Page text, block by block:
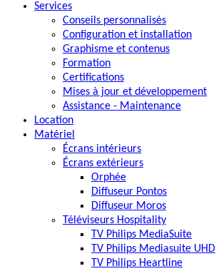
Services
Conseils personnalisés
Configuration et installation
Graphisme et contenus
Formation
Certifications
Mises à jour et développement
Assistance - Maintenance
Location
Matériel
Écrans intérieurs
Écrans extérieurs
Orphée
Diffuseur Pontos
Diffuseur Moros
Téléviseurs Hospitality
TV Philips MediaSuite
TV Philips Mediasuite UHD
TV Philips Heartline